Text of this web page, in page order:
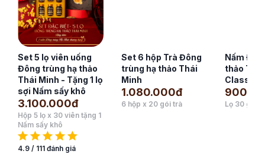
Set 5 lọ viên uống
Đông trùng hạ thảo
Thái Minh - Tặng 1 lọ
sợi Nấm sấy khô
3.100.000đ
Hộp 5 lọ x 30 viên tặng 1
Nấm sấy khô
4.9 / 111 đánh giá
Set 6 hộp Trà Đông
trùng hạ thảo Thái
Minh
1.080.000đ
6 hộp x 20 gói trà
Nấm
thảo
Classic
Lọ 30 gram